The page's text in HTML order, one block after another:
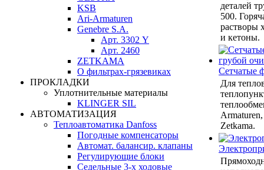
KSB
Ari-Armaturen
Genebre S.A.
Арт. 3302 Y
Арт. 2460
ZETKAMA
О фильтрах-грязевиках
ПРОКЛАДКИ
Уплотнительные материалы
KLINGER SIL
АВТОМАТИЗАЦИЯ
Теплоавтоматика Danfoss
Погодные компенсаторы
Автомат. балансир. клапаны
Регулирующие блоки
Седельные 3-х ходовые
деталей
500.
растворы
и кетоны.
Сетчатые
Для
Zetkama.